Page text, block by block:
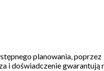
planowania, poprzez
i doświadczenie gwarantują